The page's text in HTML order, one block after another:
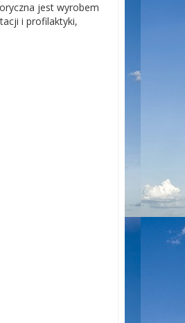
jest wyrobem
i profilaktyki,